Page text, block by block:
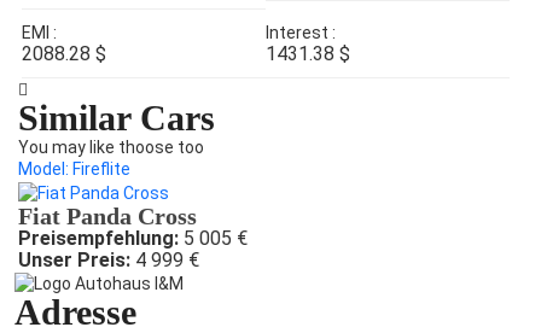
EMI :
2088.28 $
Interest :
1431.38 $
Similar Cars
You may like thoose too
Model: Fireflite
Fiat Panda Cross
Preisempfehlung: 5 005 €
Unser Preis: 4 999 €
Adresse